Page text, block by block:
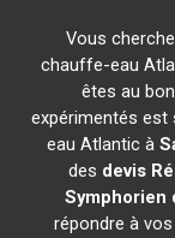
Vous
chauffe-eau
êtes au
expérimentés est
eau Atlantic à
des devis
Symphorien
répondre à